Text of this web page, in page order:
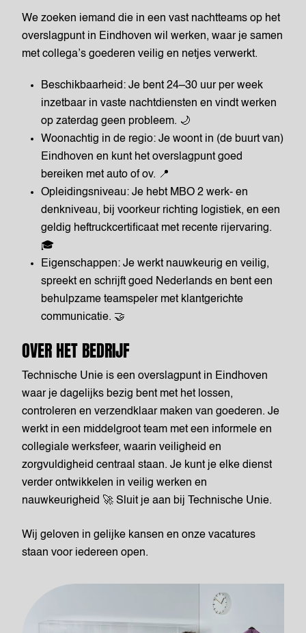
We zoeken iemand die in een vast nachtteams op het
overslagpunt in Eindhoven wil werken, waar je samen
met collega’s goederen veilig en netjes verwerkt.
Beschikbaarheid: Je bent 24–30 uur per week
inzetbaar in vaste nachtdiensten en vindt werken
op zaterdag geen probleem. 🌙
Woonachtig in de regio: Je woont in (de buurt van)
Eindhoven en kunt het overslagpunt goed
bereiken met auto of ov. 📍
Opleidingsniveau: Je hebt MBO 2 werk- en
denkniveau, bij voorkeur richting logistiek, en een
geldig heftruckcertificaat met recente rijervaring.
🎓
Eigenschappen: Je werkt nauwkeurig en veilig,
spreekt en schrijft goed Nederlands en bent een
behulpzame teamspeler met klantgerichte
communicatie. 🤝
OVER HET BEDRIJF
Technische Unie is een overslagpunt in Eindhoven
waar je dagelijks bezig bent met het lossen,
controleren en verzendklaar maken van goederen. Je
werkt in een middelgroot team met een informele en
collegiale werksfeer, waarin veiligheid en
zorgvuldigheid centraal staan. Je kunt je elke dienst
verder ontwikkelen in veilig werken en
nauwkeurigheid 🚀 Sluit je aan bij Technische Unie.
Wij geloven in gelijke kansen en onze vacatures
staan voor iedereen open.